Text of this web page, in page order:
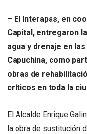
– El Interapas, en
Capital, entregaron
agua y drenaje en
Capuchina, como
obras de
críticos en toda la
El Alcalde Enrique
la obra de sustitución